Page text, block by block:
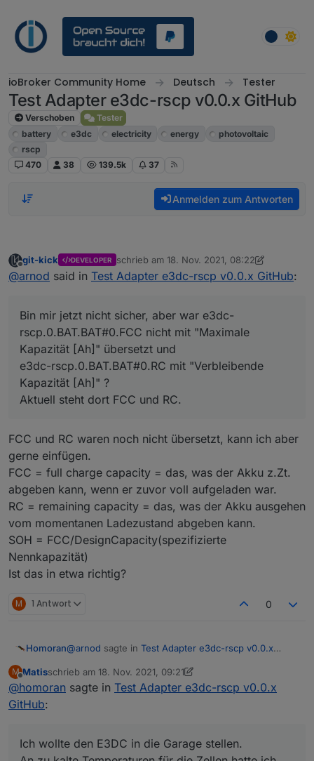
ioBroker Community Home Deutsch Tester
Test Adapter e3dc-rscp v0.0.x GitHub
Verschoben
Tester
battery
e3dc electricity energy
photovoltaic
rscp
470
38 139.5k 37
Anmelden zum Antworten
Offline
git-kick DEVELOPER schrieb am 18. Nov. 2021, 08:22
zuletzt editiert von git-kick
@arnod said in Test Adapter e3dc-rscp v0.0.x GitHub:
Bin mir jetzt nicht sicher, aber war e3dc-
rscp.0.BAT.BAT#0.FCC nicht mit "Maximale
Kapazität [Ah]" übersetzt und
e3dc-rscp.0.BAT.BAT#0.RC mit "Verbleibende
Kapazität [Ah]" ?
Aktuell steht dort FCC und RC.
FCC und RC waren noch nicht übersetzt, kann ich aber
gerne einfügen.
FCC = full charge capacity = das, was der Akku z.Zt.
abgeben kann, wenn er zuvor voll aufgeladen war.
RC = remaining capacity = das, was der Akku ausgehen
vom momentanen Ladezustand abgeben kann.
SOH = FCC/DesignCapacity(spezifizierte
Nennkapazität)
Ist das in etwa richtig?
M 1 Antwort 0
Homoran@arnod sagte in Test Adapter e3dc-rscp v0.0.x
Perfekt.
@ujok sagte inTest Adapter e3dc-rscp v0.0.x
M
Offline
Matisschrieb am 18. Nov. 2021, 09:21
zuletzt editiert von Matis
@homoran sagte in Test Adapter e3dc-rscp v0.0.x
GitHub:
Ich wollte den E3DC in die Garage stellen.